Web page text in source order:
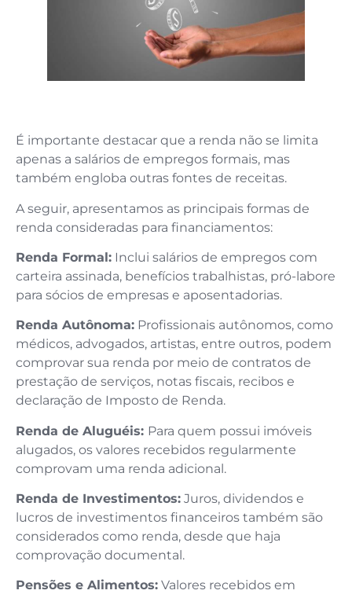
É importante destacar que a renda não se limita
apenas a salários de empregos formais, mas
também engloba outras fontes de receitas.
A seguir, apresentamos as principais formas de
renda consideradas para financiamentos:
Renda Formal: Inclui salários de empregos com
carteira assinada, benefícios trabalhistas, pró-labore
para sócios de empresas e aposentadorias.
Renda Autônoma: Profissionais autônomos, como
médicos, advogados, artistas, entre outros, podem
comprovar sua renda por meio de contratos de
prestação de serviços, notas fiscais, recibos e
declaração de Imposto de Renda.
Renda de Aluguéis: Para quem possui imóveis
alugados, os valores recebidos regularmente
comprovam uma renda adicional.
Renda de Investimentos: Juros, dividendos e
lucros de investimentos financeiros também são
considerados como renda, desde que haja
comprovação documental.
Pensões e Alimentos: Valores recebidos em